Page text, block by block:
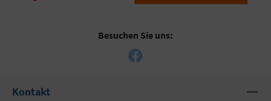
Besuchen Sie uns:
Kontakt